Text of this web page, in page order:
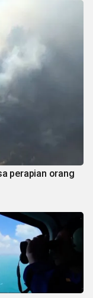
perapian orang